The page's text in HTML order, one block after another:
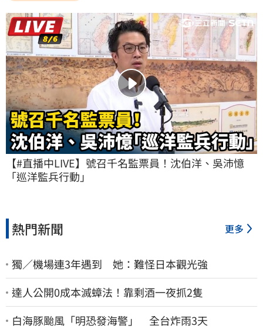
【#直播中LIVE】號召千名監票員！沈伯洋、吳沛憶
「巡洋監兵行動」
熱門新聞 更多
獨／機場連3年遇到 她：難怪日本觀光強
達人公開0成本滅蟑法！靠剩酒一夜抓2隻
白海豚颱風「明恐發海警」 全台炸雨3天